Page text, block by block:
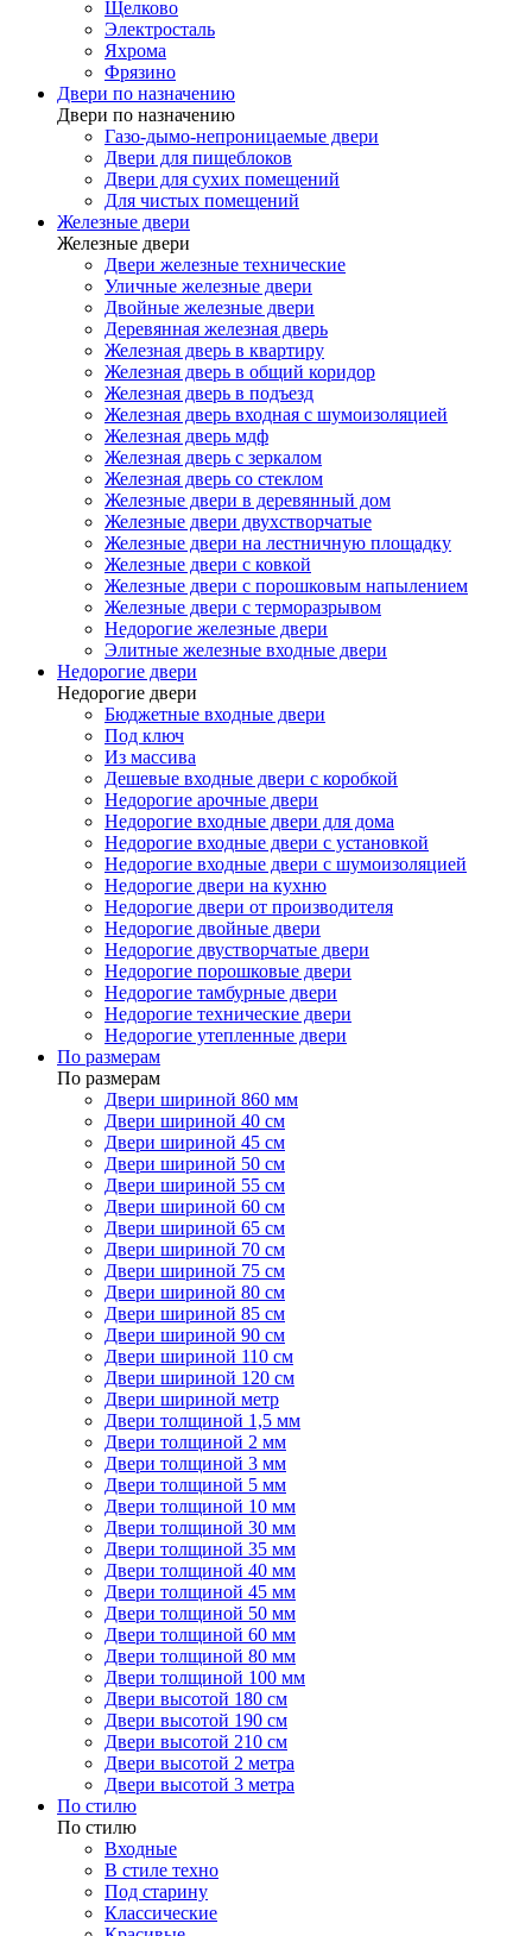
Щелково
Электросталь
Яхрома
Фрязино
Двери по назначению
Двери по назначению
Газо-дымо-непроницаемые двери
Двери для пищеблоков
Двери для сухих помещений
Для чистых помещений
Железные двери
Железные двери
Двери железные технические
Уличные железные двери
Двойные железные двери
Деревянная железная дверь
Железная дверь в квартиру
Железная дверь в общий коридор
Железная дверь в подъезд
Железная дверь входная с шумоизоляцией
Железная дверь мдф
Железная дверь с зеркалом
Железная дверь со стеклом
Железные двери в деревянный дом
Железные двери двухстворчатые
Железные двери на лестничную площадку
Железные двери с ковкой
Железные двери с порошковым напылением
Железные двери с терморазрывом
Недорогие железные двери
Элитные железные входные двери
Недорогие двери
Недорогие двери
Бюджетные входные двери
Под ключ
Из массива
Дешевые входные двери с коробкой
Недорогие арочные двери
Недорогие входные двери для дома
Недорогие входные двери с установкой
Недорогие входные двери с шумоизоляцией
Недорогие двери на кухню
Недорогие двери от производителя
Недорогие двойные двери
Недорогие двустворчатые двери
Недорогие порошковые двери
Недорогие тамбурные двери
Недорогие технические двери
Недорогие утепленные двери
По размерам
По размерам
Двери шириной 860 мм
Двери шириной 40 см
Двери шириной 45 см
Двери шириной 50 см
Двери шириной 55 см
Двери шириной 60 см
Двери шириной 65 см
Двери шириной 70 см
Двери шириной 75 см
Двери шириной 80 см
Двери шириной 85 см
Двери шириной 90 см
Двери шириной 110 см
Двери шириной 120 см
Двери шириной метр
Двери толщиной 1,5 мм
Двери толщиной 2 мм
Двери толщиной 3 мм
Двери толщиной 5 мм
Двери толщиной 10 мм
Двери толщиной 30 мм
Двери толщиной 35 мм
Двери толщиной 40 мм
Двери толщиной 45 мм
Двери толщиной 50 мм
Двери толщиной 60 мм
Двери толщиной 80 мм
Двери толщиной 100 мм
Двери высотой 180 см
Двери высотой 190 см
Двери высотой 210 см
Двери высотой 2 метра
Двери высотой 3 метра
По стилю
По стилю
Входные
В стиле техно
Под старину
Классические